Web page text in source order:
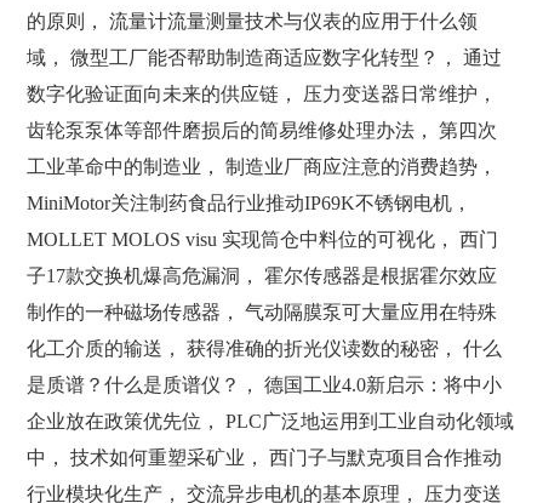
的原则， 流量计流量测量技术与仪表的应用于什么领
域， 微型工厂能否帮助制造商适应数字化转型？， 通过
数字化验证面向未来的供应链， 压力变送器日常维护，
齿轮泵泵体等部件磨损后的简易维修处理办法， 第四次
工业革命中的制造业， 制造业厂商应注意的消费趋势，
MiniMotor关注制药食品行业推动IP69K不锈钢电机，
MOLLET MOLOS visu 实现筒仓中料位的可视化， 西门
子17款交换机爆高危漏洞， 霍尔传感器是根据霍尔效应
制作的一种磁场传感器， 气动隔膜泵可大量应用在特殊
化工介质的输送， 获得准确的折光仪读数的秘密， 什么
是质谱？什么是质谱仪？， 德国工业4.0新启示：将中小
企业放在政策优先位， PLC广泛地运用到工业自动化领域
中， 技术如何重塑采矿业， 西门子与默克项目合作推动
行业模块化生产， 交流异步电机的基本原理， 压力变送